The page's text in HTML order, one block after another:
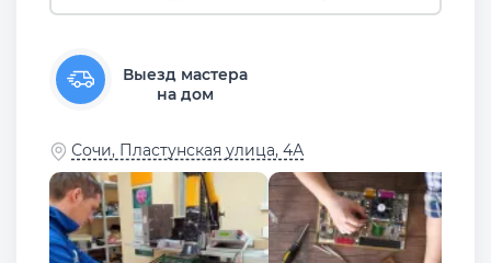
Выезд мастера
на дом
Сочи, Пластунская улица, 4А